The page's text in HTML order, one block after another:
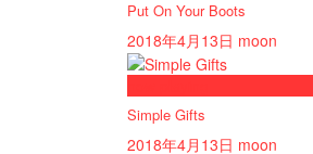
Put On Your Boots
2018年4月13日 moon
Simple Gifts
2018年4月13日 moon